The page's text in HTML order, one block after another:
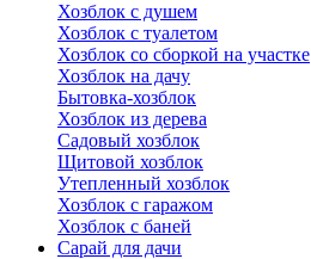
Хозблок с душем
Хозблок с туалетом
Хозблок со сборкой на участке
Хозблок на дачу
Бытовка-хозблок
Хозблок из дерева
Садовый хозблок
Щитовой хозблок
Утепленный хозблок
Хозблок с гаражом
Хозблок с баней
Сарай для дачи